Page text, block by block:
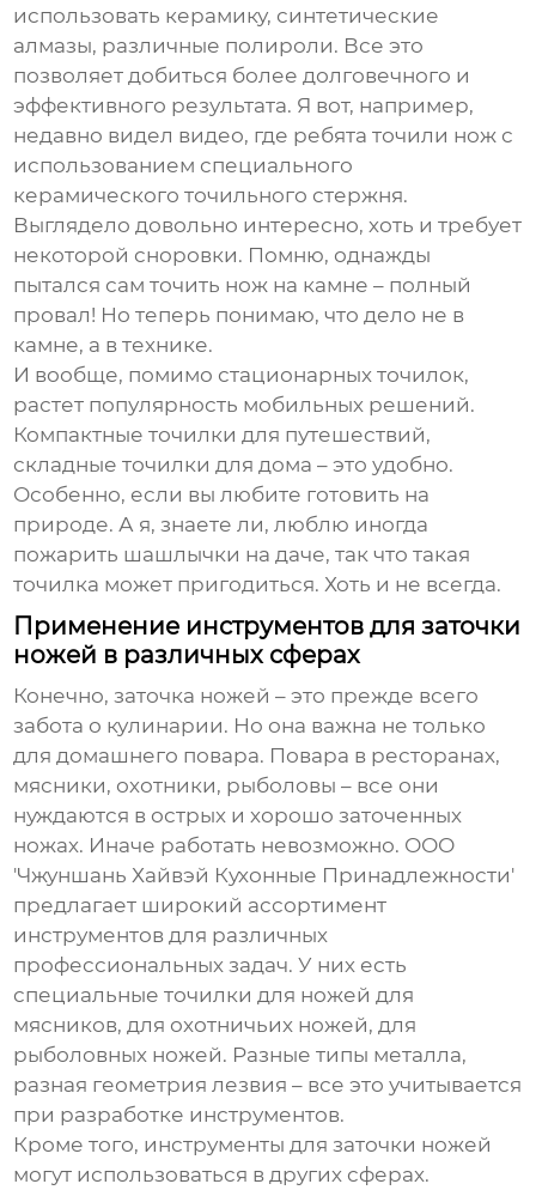
использовать керамику, синтетические
алмазы, различные полироли. Все это
позволяет добиться более долговечного и
эффективного результата. Я вот, например,
недавно видел видео, где ребята точили нож с
использованием специального
керамического точильного стержня.
Выглядело довольно интересно, хоть и требует
некоторой сноровки. Помню, однажды
пытался сам точить нож на камне – полный
провал! Но теперь понимаю, что дело не в
камне, а в технике.
И вообще, помимо стационарных точилок,
растет популярность мобильных решений.
Компактные точилки для путешествий,
складные точилки для дома – это удобно.
Особенно, если вы любите готовить на
природе. А я, знаете ли, люблю иногда
пожарить шашлычки на даче, так что такая
точилка может пригодиться. Хоть и не всегда.
Применение инструментов для заточки
ножей в различных сферах
Конечно, заточка ножей – это прежде всего
забота о кулинарии. Но она важна не только
для домашнего повара. Повара в ресторанах,
мясники, охотники, рыболовы – все они
нуждаются в острых и хорошо заточенных
ножах. Иначе работать невозможно. ООО
'Чжуншань Хайвэй Кухонные Принадлежности'
предлагает широкий ассортимент
инструментов для различных
профессиональных задач. У них есть
специальные точилки для ножей для
мясников, для охотничьих ножей, для
рыболовных ножей. Разные типы металла,
разная геометрия лезвия – все это учитывается
при разработке инструментов.
Кроме того, инструменты для заточки ножей
могут использоваться в других сферах.